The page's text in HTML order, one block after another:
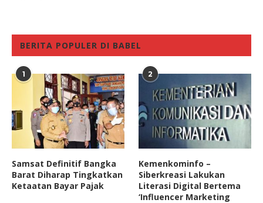
BERITA POPULER DI BABEL
1
Samsat Definitif Bangka
Barat Diharap Tingkatkan
Ketaatan Bayar Pajak
2
Kemenkominfo –
Siberkreasi Lakukan
Literasi Digital Bertema
‘Influencer Marketing